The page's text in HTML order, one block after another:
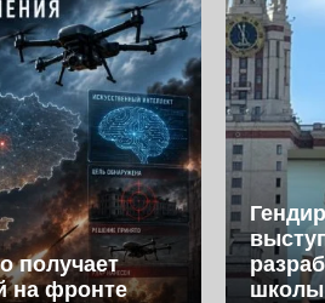
получает
на фронте
школы